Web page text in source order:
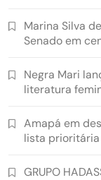
Marina Silva
Senado em
Negra Mari
literatura
Amapá em
lista prioritária
GRUPO